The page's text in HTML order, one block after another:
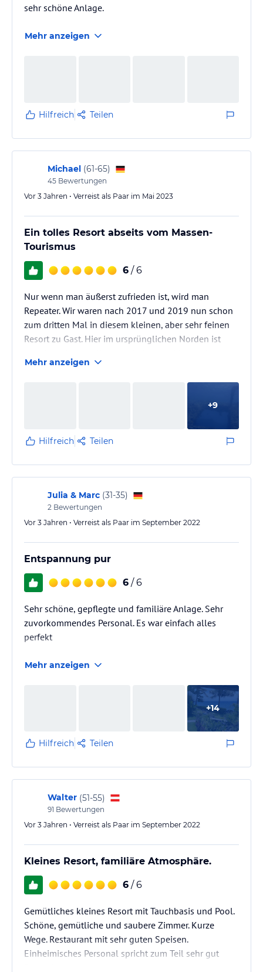
sehr schöne Anlage.
Mehr anzeigen
Hilfreich Teilen
Michael (61-65)
45 Bewertungen
Vor 3 Jahren • Verreist als Paar im Mai 2023
Ein tolles Resort abseits vom Massen-
Tourismus
6 / 6
Nur wenn man äußerst zufrieden ist, wird man
Repeater. Wir waren nach 2017 und 2019 nun schon
zum dritten Mal in diesem kleinen, aber sehr feinen
Resort zu Gast. Hier im ursprünglichen Norden ist
und ganz der eigenen Regeneration widmen. Kurz
Mehr anzeigen
+9
Hilfreich Teilen
Julia & Marc (31-35)
2 Bewertungen
Vor 3 Jahren • Verreist als Paar im September 2022
Entspannung pur
6 / 6
Sehr schöne, gepflegte und familiäre Anlage. Sehr
zuvorkommendes Personal. Es war einfach alles
perfekt
Mehr anzeigen
+14
Hilfreich Teilen
Walter (51-55)
91 Bewertungen
Vor 3 Jahren • Verreist als Paar im September 2022
Kleines Resort, familiäre Atmosphäre.
6 / 6
Gemütliches kleines Resort mit Tauchbasis und Pool.
Schöne, gemütliche und saubere Zimmer. Kurze
Wege. Restaurant mit sehr guten Speisen.
Einheimisches Personal spricht zum Teil sehr gut